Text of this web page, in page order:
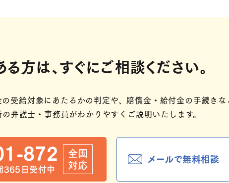
方は、 すぐにご相談ください。
受給対象にあたるかの判定や、賠償金・給付金の手続きな
弁護士・事務員がわかりやすくご説明いたします。​
872
365日受付中
全国
対応
メールで無料相談